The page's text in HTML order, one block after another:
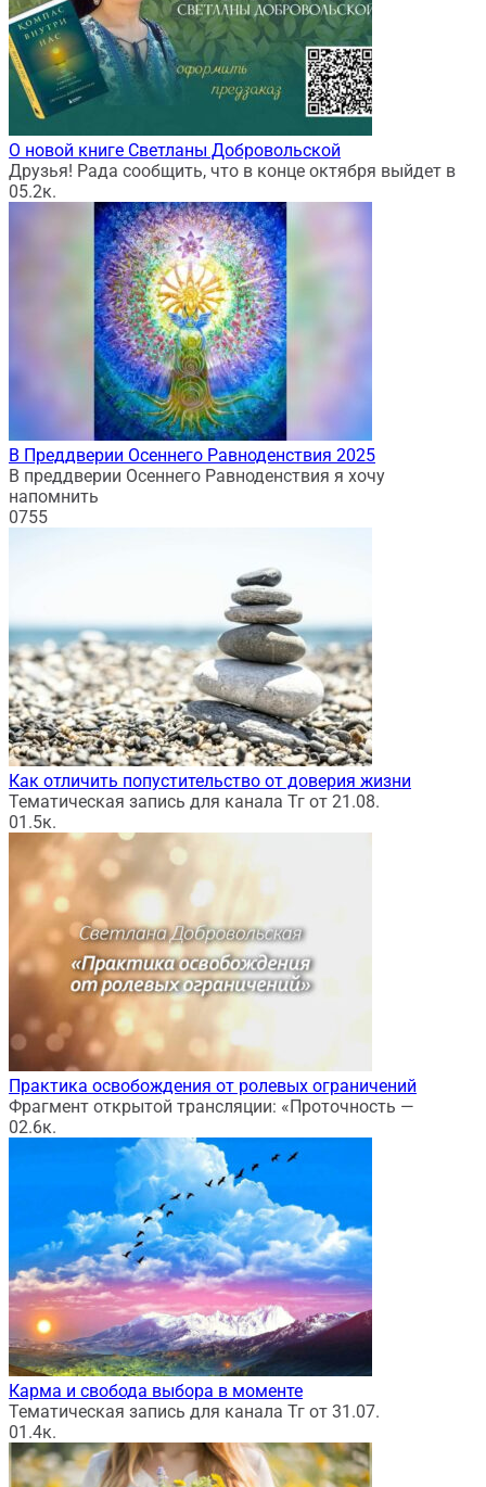
О новой книге Светланы Добровольской
Друзья! Рада сообщить, что в конце октября выйдет в
05.2к.
В Преддверии Осеннего Равноденствия 2025
В преддверии Осеннего Равноденствия я хочу
напомнить
0755
Как отличить попустительство от доверия жизни
Тематическая запись для канала Тг от 21.08.
01.5к.
Практика освобождения от ролевых ограничений
Фрагмент открытой трансляции: «Проточность —
02.6к.
Карма и свобода выбора в моменте
Тематическая запись для канала Тг от 31.07.
01.4к.